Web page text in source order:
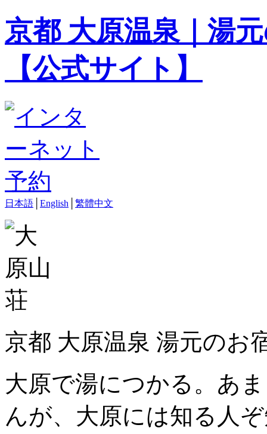
京都 大原温泉｜湯
【公式サイト】
日本語 English 繁體中文
京都 大原温泉 湯元の
大原で湯につかる。あ
んが、大原には知る人